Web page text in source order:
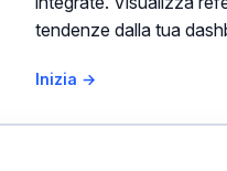
tendenze dalla tua
Inizia →